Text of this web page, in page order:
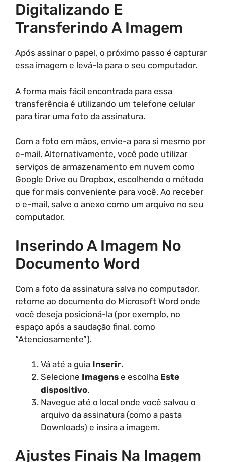
Digitalizando E
Transferindo A Imagem
Após assinar o papel, o próximo passo é capturar
essa imagem e levá-la para o seu computador.
A forma mais fácil encontrada para essa
transferência é utilizando um telefone celular
para tirar uma foto da assinatura.
Com a foto em mãos, envie-a para si mesmo por
e-mail. Alternativamente, você pode utilizar
serviços de armazenamento em nuvem como
Google Drive ou Dropbox, escolhendo o método
que for mais conveniente para você. Ao receber
o e-mail, salve o anexo como um arquivo no seu
computador.
Inserindo A Imagem No
Documento Word
Com a foto da assinatura salva no computador,
retorne ao documento do Microsoft Word onde
você deseja posicioná-la (por exemplo, no
espaço após a saudação final, como
“Atenciosamente”).
Vá até a guia Inserir.
Selecione Imagens e escolha Este
dispositivo.
Navegue até o local onde você salvou o
arquivo da assinatura (como a pasta
Downloads) e insira a imagem.
Ajustes Finais Na Imagem